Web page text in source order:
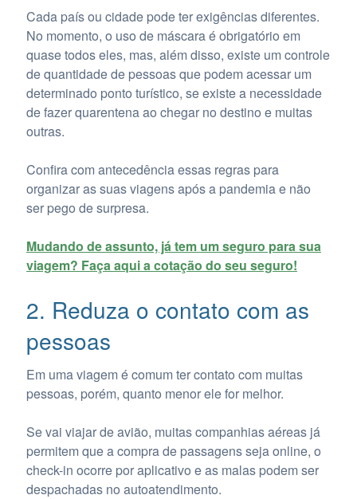
Cada país ou cidade pode ter exigências diferentes.
No momento, o uso de máscara é obrigatório em
quase todos eles, mas, além disso, existe um controle
de quantidade de pessoas que podem acessar um
determinado ponto turístico, se existe a necessidade
de fazer quarentena ao chegar no destino e muitas
outras.
Confira com antecedência essas regras para
organizar as suas viagens após a pandemia e não
ser pego de surpresa.
Mudando de assunto, já tem um seguro para sua
viagem? Faça aqui a cotação do seu seguro!
2. Reduza o contato com as
pessoas
Em uma viagem é comum ter contato com muitas
pessoas, porém, quanto menor ele for melhor.
Se vai viajar de avião, muitas companhias aéreas já
permitem que a compra de passagens seja online, o
check-in ocorre por aplicativo e as malas podem ser
despachadas no autoatendimento.